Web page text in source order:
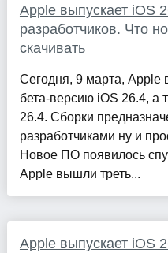
Apple выпускает iOS
разработчиков. Что
скачивать
Сегодня, 9 марта, Apple
бета‑версию iOS 26.4, а
26.4. Сборки
разработчиками ну и
Новое ПО появилось
Apple вышли треть...
Apple выпускает iOS